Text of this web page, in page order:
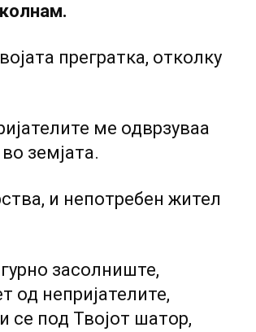
прегратка, отколку
ме одврзуваа
земјата.
и непотребен жител
засолниште,
од непријателите,
се под Твојот шатор,